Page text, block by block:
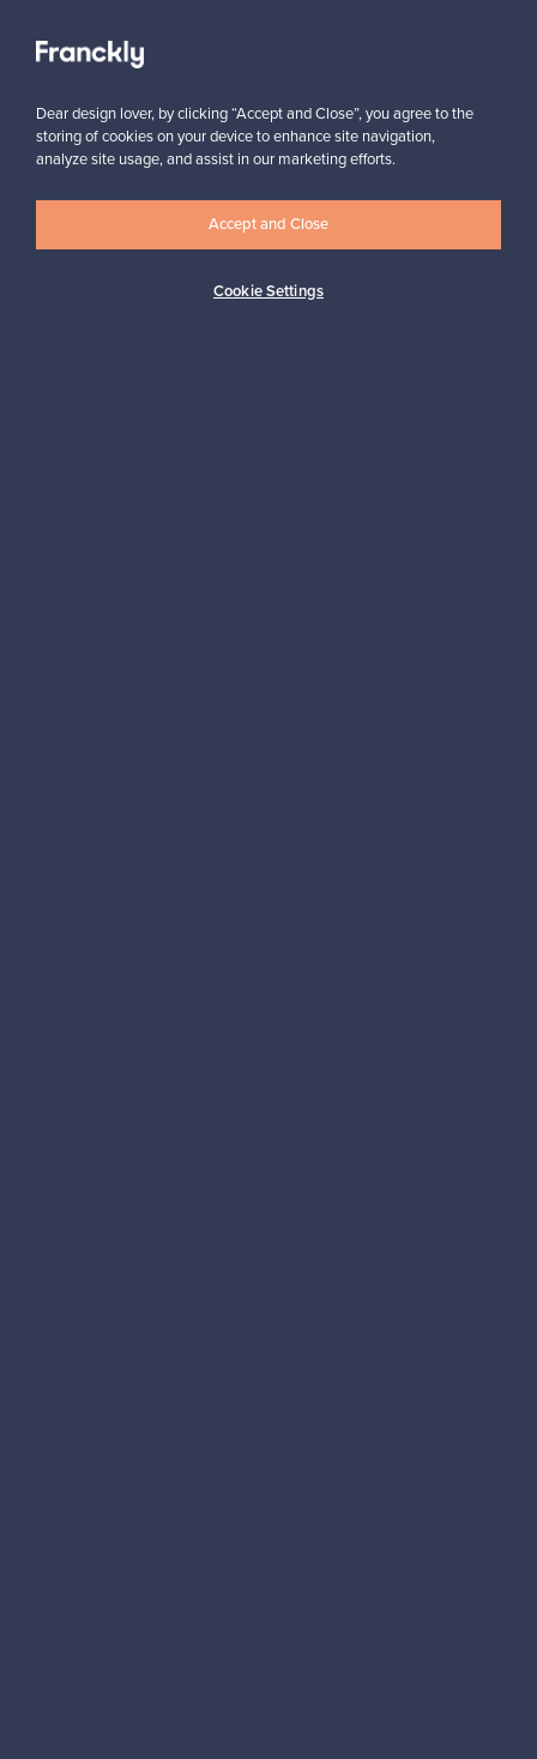
”Ostaja ymmärtää aidon tuotteen arvon ja laadun, joten hinta
Hanna, Suomi
✓ Vahvistettu myyjä
Dear design lover, by clicking “Accept and Close”, you agree to the
storing of cookies on your device to enhance site navigation,
analyze site usage, and assist in our marketing efforts.
Cookie Settings
Accept and Close